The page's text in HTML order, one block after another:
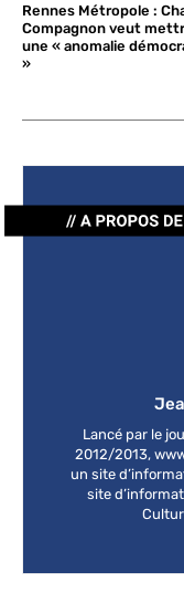
Rennes Métropole :
Compagnon veut
une « anomalie
»
Lancé par le
2012/2013,
un site
site